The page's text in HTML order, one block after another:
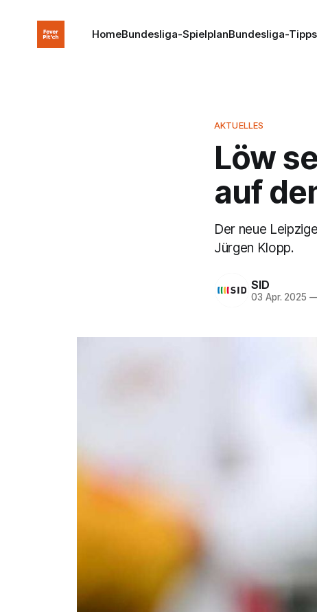
HomeBundesliga-SpielplanBundesliga-
AKTUELLES
Löw
auf
Der neue
Jürgen Klopp.
SID
03 Apr. 2025